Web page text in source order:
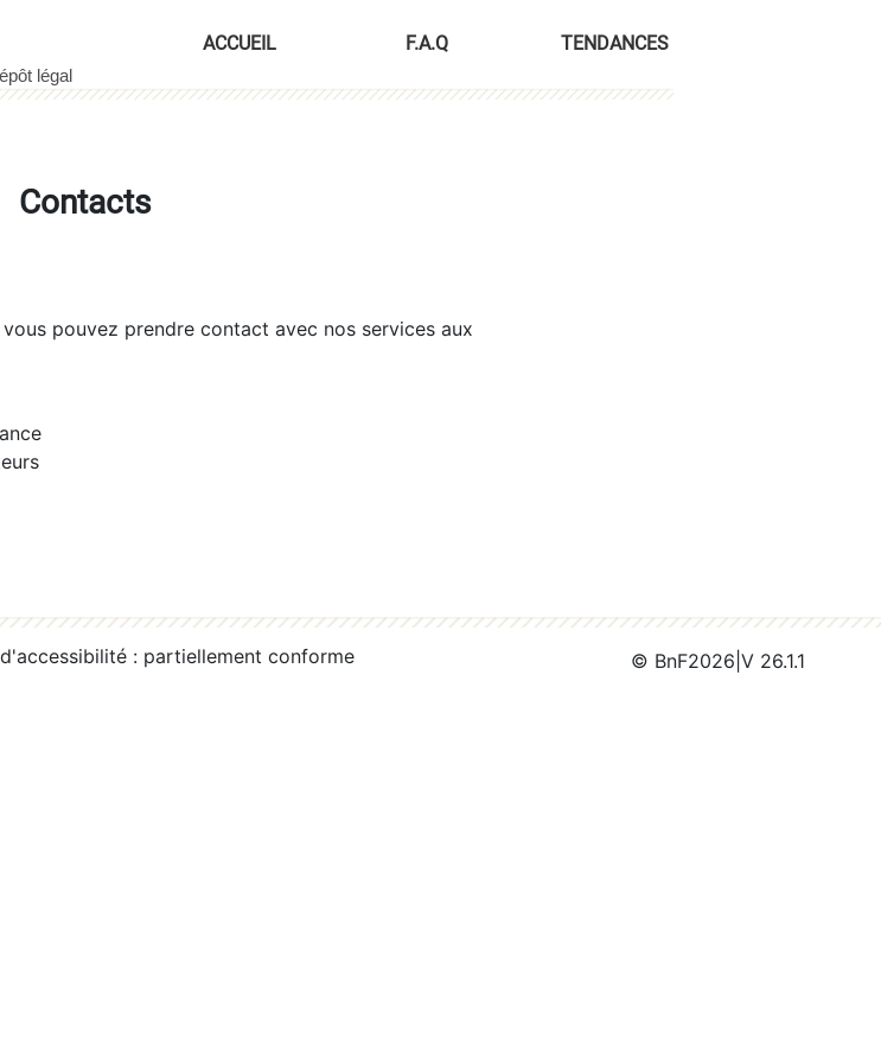
ACCUEIL F.A.Q TENDANCES
Contacts
pouvez prendre contact avec nos services aux
: partiellement conforme © BnF2026 V 26.1.1